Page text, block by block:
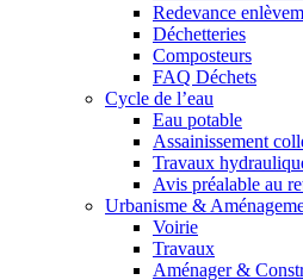
Redevance
Déchetteries
Composteurs
FAQ Déchets
Cycle de l’eau
Eau potable
Assainissement
Travaux
Avis préalable au
Urbanisme &
Voirie
Travaux
Aménager &